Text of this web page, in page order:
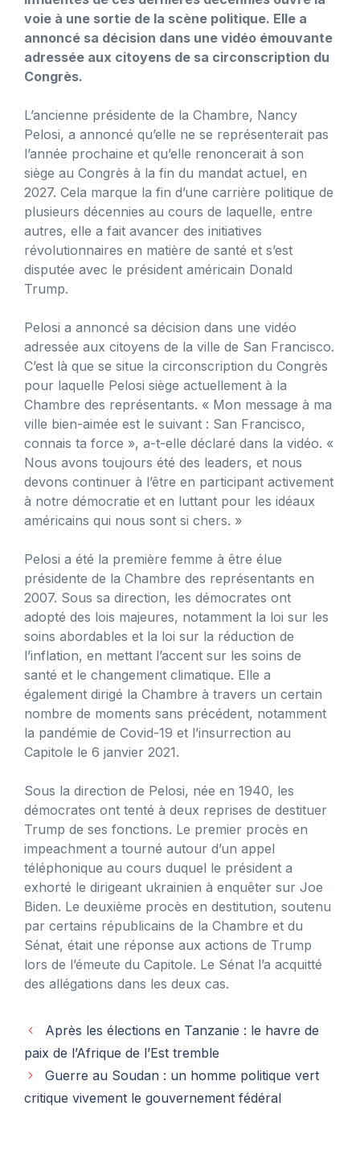
voie à une sortie de la scène politique. Elle a
annoncé sa décision dans une vidéo émouvante
adressée aux citoyens de sa circonscription du
Congrès.
L’ancienne présidente de la Chambre, Nancy
Pelosi, a annoncé qu’elle ne se représenterait pas
l’année prochaine et qu’elle renoncerait à son
siège au Congrès à la fin du mandat actuel, en
2027. Cela marque la fin d’une carrière politique de
plusieurs décennies au cours de laquelle, entre
autres, elle a fait avancer des initiatives
révolutionnaires en matière de santé et s’est
disputée avec le président américain Donald
Trump.
Pelosi a annoncé sa décision dans une vidéo
adressée aux citoyens de la ville de San Francisco.
C’est là que se situe la circonscription du Congrès
pour laquelle Pelosi siège actuellement à la
Chambre des représentants. « Mon message à ma
ville bien-aimée est le suivant : San Francisco,
connais ta force », a-t-elle déclaré dans la vidéo. «
Nous avons toujours été des leaders, et nous
devons continuer à l’être en participant activement
à notre démocratie et en luttant pour les idéaux
américains qui nous sont si chers. »
Pelosi a été la première femme à être élue
présidente de la Chambre des représentants en
2007. Sous sa direction, les démocrates ont
adopté des lois majeures, notamment la loi sur les
soins abordables et la loi sur la réduction de
l’inflation, en mettant l’accent sur les soins de
santé et le changement climatique. Elle a
également dirigé la Chambre à travers un certain
nombre de moments sans précédent, notamment
la pandémie de Covid-19 et l’insurrection au
Capitole le 6 janvier 2021.
Sous la direction de Pelosi, née en 1940, les
démocrates ont tenté à deux reprises de destituer
Trump de ses fonctions. Le premier procès en
impeachment a tourné autour d’un appel
téléphonique au cours duquel le président a
exhorté le dirigeant ukrainien à enquêter sur Joe
Biden. Le deuxième procès en destitution, soutenu
par certains républicains de la Chambre et du
Sénat, était une réponse aux actions de Trump
lors de l’émeute du Capitole. Le Sénat l’a acquitté
des allégations dans les deux cas.
Après les élections en Tanzanie : le havre de
paix de l’Afrique de l’Est tremble
Guerre au Soudan : un homme politique vert
critique vivement le gouvernement fédéral